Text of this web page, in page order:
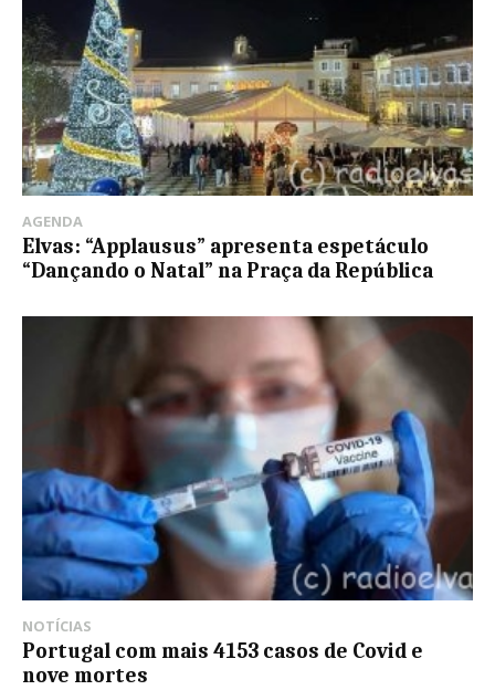
AGENDA
Elvas: “Applausus” apresenta espetáculo
“Dançando o Natal” na Praça da República
NOTÍCIAS
Portugal com mais 4153 casos de Covid e
nove mortes